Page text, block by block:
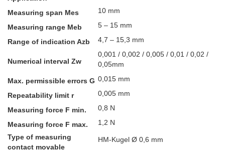
Measuring span Mes 10 mm
Measuring range Meb 5 – 15 mm
Range of indication Azb 4,7 – 15,3 mm
Numerical interval Zw
0,001 / 0,002 / 0,005 / 0,01 / 0,02 /
0,05mm
Max. permissible errors G 0,015 mm
Repeatability limit r 0,005 mm
Measuring force F min. 0,8 N
Measuring force F max.
1,2 N
Type of measuring
contact movable
HM-Kugel Ø 0,6 mm